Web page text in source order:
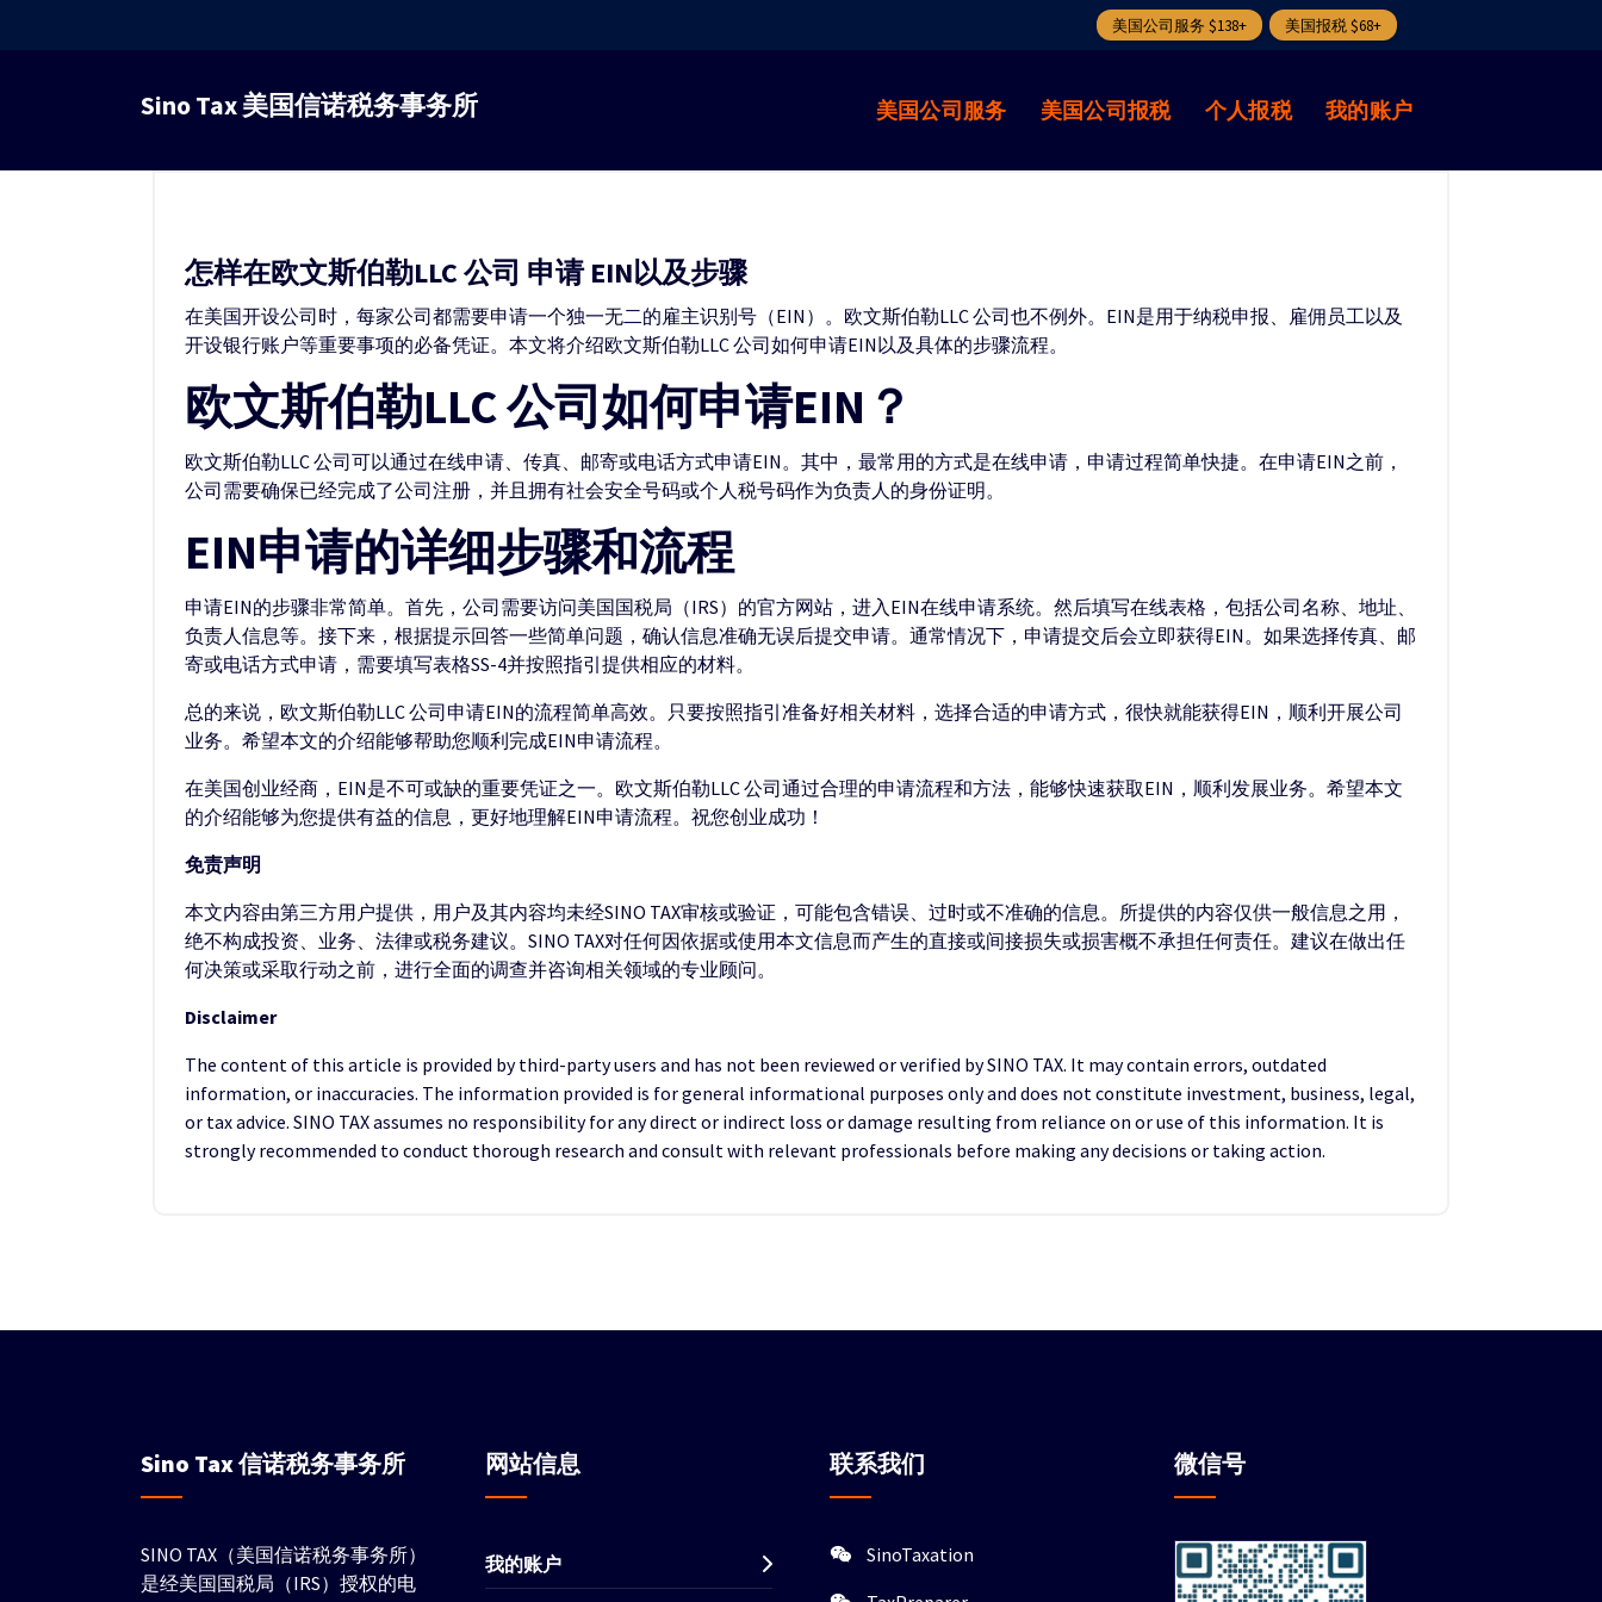
美国公司服务 $138+ 美国报税 $68+
容
Sino Tax 美国信诺税务事务所 美国公司服务 美国公司报税 个人报税 我的账户
怎样在欧文斯伯勒LLC 公司 申请 EIN以及步骤
在美国开设公司时，每家公司都需要申请一个独一无二的雇主识别号（EIN）。欧文斯伯勒LLC 公司也不例外。EIN是用于纳税申报、雇佣员工以及
开设银行账户等重要事项的必备凭证。本文将介绍欧文斯伯勒LLC 公司如何申请EIN以及具体的步骤流程。
欧文斯伯勒LLC 公司如何申请EIN？
欧文斯伯勒LLC 公司可以通过在线申请、传真、邮寄或电话方式申请EIN。其中，最常用的方式是在线申请，申请过程简单快捷。在申请EIN之前，
公司需要确保已经完成了公司注册，并且拥有社会安全号码或个人税号码作为负责人的身份证明。
EIN申请的详细步骤和流程
申请EIN的步骤非常简单。首先，公司需要访问美国国税局（IRS）的官方网站，进入EIN在线申请系统。然后填写在线表格，包括公司名称、地址、
负责人信息等。接下来，根据提示回答一些简单问题，确认信息准确无误后提交申请。通常情况下，申请提交后会立即获得EIN。如果选择传真、邮
寄或电话方式申请，需要填写表格SS-4并按照指引提供相应的材料。
总的来说，欧文斯伯勒LLC 公司申请EIN的流程简单高效。只要按照指引准备好相关材料，选择合适的申请方式，很快就能获得EIN，顺利开展公司
业务。希望本文的介绍能够帮助您顺利完成EIN申请流程。
在美国创业经商，EIN是不可或缺的重要凭证之一。欧文斯伯勒LLC 公司通过合理的申请流程和方法，能够快速获取EIN，顺利发展业务。希望本文
的介绍能够为您提供有益的信息，更好地理解EIN申请流程。祝您创业成功！
免责声明
本文内容由第三方用户提供，用户及其内容均未经SINO TAX审核或验证，可能包含错误、过时或不准确的信息。所提供的内容仅供一般信息之用，
绝不构成投资、业务、法律或税务建议。SINO TAX对任何因依据或使用本文信息而产生的直接或间接损失或损害概不承担任何责任。建议在做出任
何决策或采取行动之前，进行全面的调查并咨询相关领域的专业顾问。
Disclaimer
The content of this article is provided by third-party users and has not been reviewed or verified by SINO TAX. It may contain errors, outdated
information, or inaccuracies. The information provided is for general informational purposes only and does not constitute investment, business, legal,
or tax advice. SINO TAX assumes no responsibility for any direct or indirect loss or damage resulting from reliance on or use of this information. It is
strongly recommended to conduct thorough research and consult with relevant professionals before making any decisions or taking action.
Sino Tax信诺税务事务所
SINO TAX（美国信诺税务事务所）
是经美国国税局（IRS）授权的电
网站信息
我的账户
联系我们
SinoTaxation
微信号